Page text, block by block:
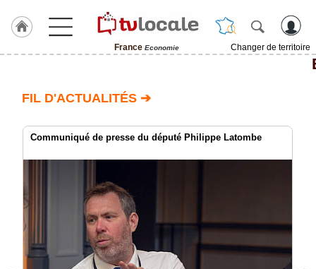
France Economie
Changer de territoire
TvLocale
France
Accueil
RUBRIQUES
Agenda
Gazette
FIL D'ACTUALITÉS ➔
Communiqué de presse du député Philippe Latombe